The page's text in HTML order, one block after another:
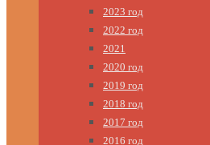
2023 год
2022 год
2021
2020 год
2019 год
2018 год
2017 год
2016 год